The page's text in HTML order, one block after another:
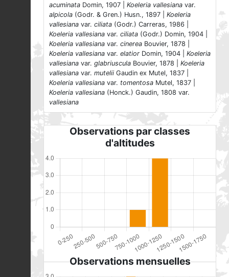
acuminata Domin, 1907 | Koeleria vallesiana var.
alpicola (Godr. & Gren.) Husn., 1897 | Koeleria
vallesiana var. ciliata (Godr.) Carreras, 1986 |
Koeleria vallesiana var. ciliata (Godr.) Domin, 1904 |
Koeleria vallesiana var. cinerea Bouvier, 1878 |
Koeleria vallesiana var. elatior Domin, 1904 | Koeleria
vallesiana var. glabriuscula Bouvier, 1878 | Koeleria
vallesiana var. mutelii Gaudin ex Mutel, 1837 |
Koeleria vallesiana var. tomentosa Mutel, 1837 |
Koeleria vallesiana (Honck.) Gaudin, 1808 var.
vallesiana
Observations par classes
d'altitudes
Observations mensuelles